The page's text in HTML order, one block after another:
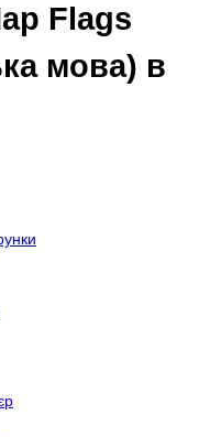
Flags
мова) в